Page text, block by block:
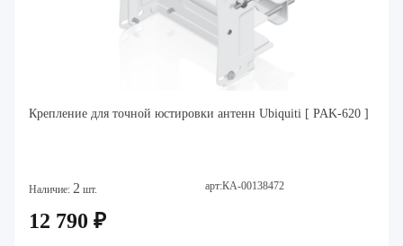
Крепление для точной юстировки антенн Ubiquiti [ PAK-620 ]
Наличие: 2 шт. арт:КА-00138472
12 790 ₽